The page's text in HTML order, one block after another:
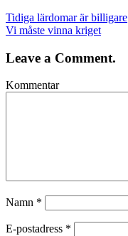
Tidiga lärdomar är billigare
Vi måste vinna kriget
Leave a Comment.
Kommentar
Namn *
E-postadress *